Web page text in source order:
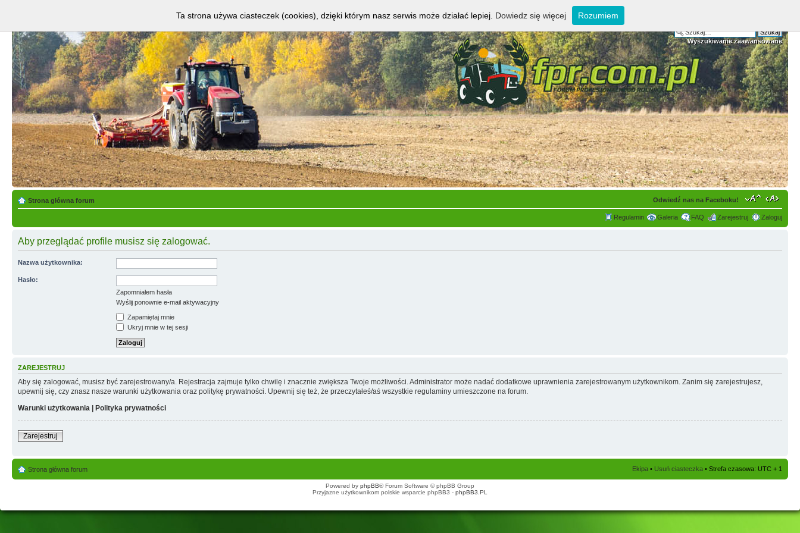
Wyszukiwanie zaawansowane
Strona główna forum Odwiedź nas na Faceboku!
Regulamin Galeria FAQ Zarejestruj Zaloguj
Aby przeglądać profile musisz się zalogować.
Nazwa użytkownika:
Hasło:
Zapomniałem hasła
Wyślij ponownie e-mail aktywacyjny
Zapamiętaj mnie
Ukryj mnie w tej sesji
ZAREJESTRUJ
Aby się zalogować, musisz być zarejestrowany/a. Rejestracja zajmuje tylko chwilę i znacznie zwiększa Twoje możliwości. Administrator może nadać dodatkowe uprawnienia zarejestrowanym użytkownikom. Zanim się zarejestrujesz,
upewnij się, czy znasz nasze warunki użytkowania oraz politykę prywatności. Upewnij się też, że przeczytałeś/aś wszystkie regulaminy umieszczone na forum.
Warunki użytkowania | Polityka prywatności
Zarejestruj
Strona główna forum Ekipa • Usuń ciasteczka • Strefa czasowa: UTC + 1
Powered by phpBB® Forum Software © phpBB Group
Przyjazne użytkownikom polskie wsparcie phpBB3 - phpBB3.PL
Ta strona używa ciasteczek (cookies), dzięki którym nasz serwis może działać lepiej. Dowiedz się więcej Rozumiem